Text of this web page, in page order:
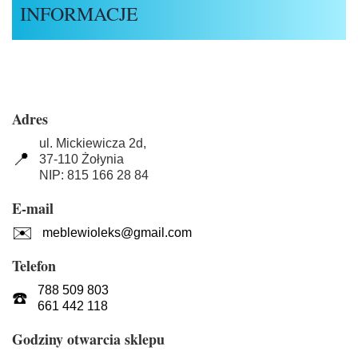
INFORMACJE
Adres
📍
ul. Mickiewicza 2d,
37-110 Żołynia
NIP: 815 166 28 84
E-mail
✉️ meblewioleks@gmail.com
Telefon
☎️
788 509 803
661 442 118
Godziny otwarcia sklepu